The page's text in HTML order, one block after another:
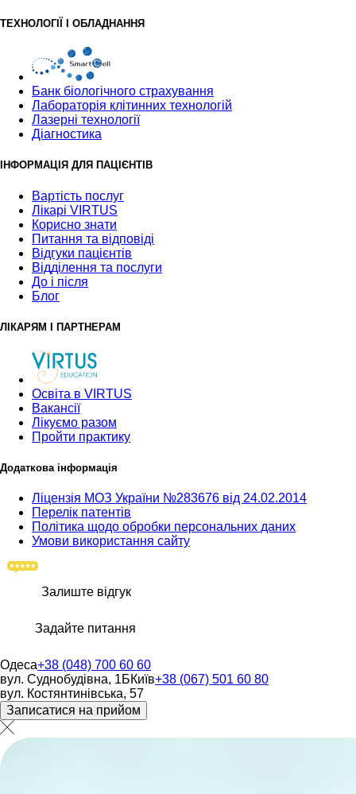
ТЕХНОЛОГІЇ І ОБЛАДНАННЯ
Банк бiологiчного страхування
Лабораторія клітинних технологій
Лазерні технології
Діагностика
ІНФОРМАЦІЯ ДЛЯ ПАЦІЄНТІВ
Вартість послуг
Лікарі VIRTUS
Корисно знати
Питання та відповіді
Відгуки пацієнтів
Відділення та послуги
До і після
Блог
ЛІКАРЯМ І ПАРТНЕРАМ
Освіта в VIRTUS
Вакансії
Лікуємо разом
Пройти практику
Додаткова інформація
Ліцензія МОЗ України №283676 від 24.02.2014
Перелік патентів
Політика щодо обробки персональних даних
Умови використання сайту
Залиште відгук
Задайте питання
Одеса+38 (048) 700 60 60
вул. Суднобудівна, 1БКиїв+38 (067) 501 60 80
вул. Костянтинівська, 57
Записатися на прийом